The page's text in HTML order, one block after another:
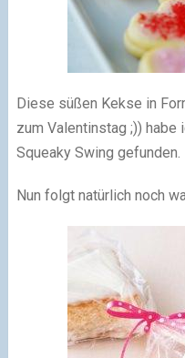
Diese süßen Kekse in
zum Valentinstag ;)) habe
Squeaky Swing gefunden.
Nun folgt natürlich noch